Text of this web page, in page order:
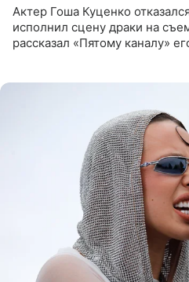
Актер Гоша Куценко
исполнил сцену драки на
рассказал «Пятому каналу»